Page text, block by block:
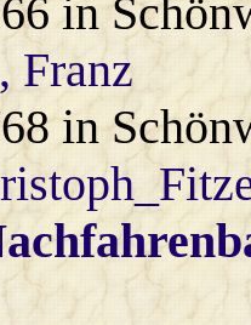
in
, Franz
in